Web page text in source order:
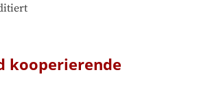
kooperierende